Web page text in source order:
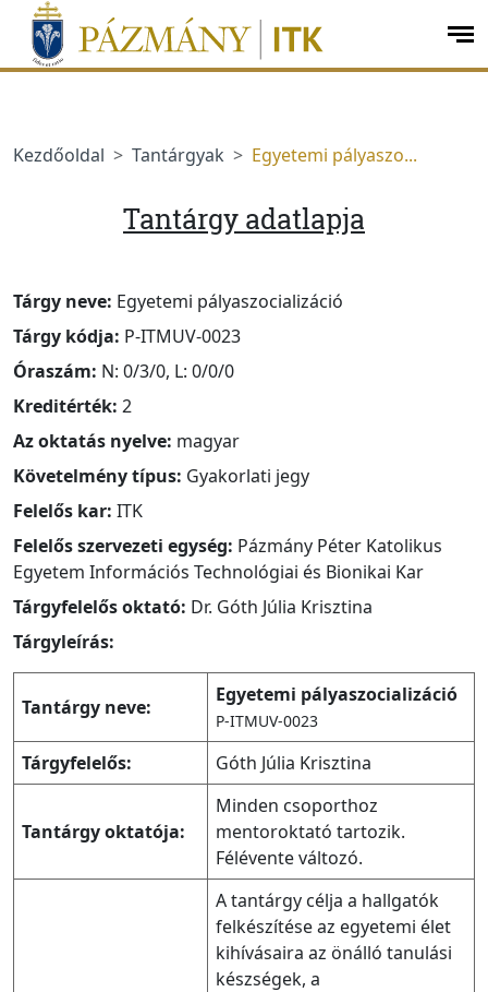
Ugrás a menüre
Ugrás a tartalomra
Kezdőoldal Tantárgyak Egyetemi pályaszo...
Tantárgy adatlapja
Tárgy neve: Egyetemi pályaszocializáció
Tárgy kódja: P-ITMUV-0023
Óraszám: N: 0/3/0, L: 0/0/0
Kreditérték: 2
Az oktatás nyelve: magyar
Követelmény típus: Gyakorlati jegy
Felelős kar: ITK
Felelős szervezeti egység: Pázmány Péter Katolikus
Egyetem Információs Technológiai és Bionikai Kar
Tárgyfelelős oktató: Dr. Góth Júlia Krisztina
Tárgyleírás:
Tantárgy neve:
Egyetemi pályaszocializáció
P-ITMUV-0023
Tárgyfelelős: Góth Júlia Krisztina
Tantárgy oktatója:
Minden csoporthoz
mentoroktató tartozik.
Félévente változó.
A tantárgy célja a hallgatók
felkészítése az egyetemi élet
kihívásaira az önálló tanulási
készségek, a